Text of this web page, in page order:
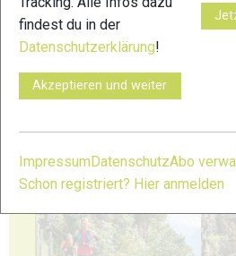
93
findest du in der
Datenschutzerklärung!
Akzeptieren und weiter
Impressum DatenschutzAbo
Schon registriert? Hier anmelden